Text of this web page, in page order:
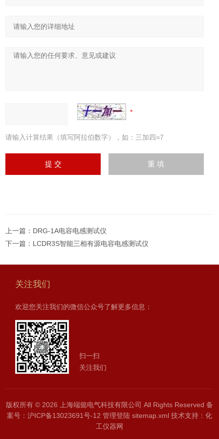
请输入计算结果（填写阿拉伯数字），如：三加四=7
上一篇： DRG-1A电容电感测试仪
下一篇： LCDR3S智能三相有源电容电感测试仪
关注我们
欢迎您关注我们的微信公众号了解更多信息：
扫一扫
关注我们
版权所有 © 2026 上海端懿电气科技有限公司 All Rights Reserved 备
案号：沪ICP备13023691号-12 管理登陆 sitemap.xml 技术支持： 化
工仪器网